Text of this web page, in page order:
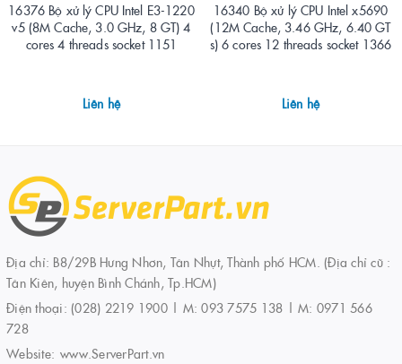
16376 Bộ xử lý CPU Intel E3-1220
v5 (8M Cache, 3.0 GHz, 8 GT) 4
cores 4 threads socket 1151
Liên hệ
16340 Bộ xử lý CPU Intel x5690
(12M Cache, 3.46 GHz, 6.40 GT
s) 6 cores 12 threads socket 1366
Liên hệ
Địa chỉ: B8/29B Hưng Nhơn, Tân Nhựt, Thành phố HCM. (Địa chỉ cũ :
Tân Kiên, huyện Bình Chánh, Tp.HCM)
Điện thoại: (028) 2219 1900 | M: 093 7575 138 | M: 0971 566
728
Website: www.ServerPart.vn